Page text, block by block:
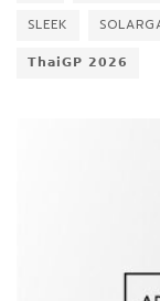
SLEEK
𝗧𝗵𝗮𝗶𝗚𝗣 𝟮𝟬𝟮𝟲